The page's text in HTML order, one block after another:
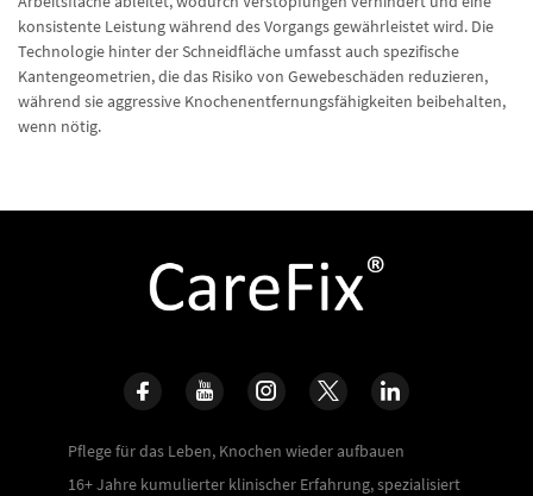
konsistente Leistung während des Vorgangs gewährleistet wird. Die
Technologie hinter der Schneidfläche umfasst auch spezifische
Kantengeometrien, die das Risiko von Gewebeschäden reduzieren,
während sie aggressive Knochenentfernungsfähigkeiten beibehalten,
wenn nötig.
Pflege für das Leben, Knochen wieder aufbauen
16+ Jahre kumulierter klinischer Erfahrung, spezialisiert